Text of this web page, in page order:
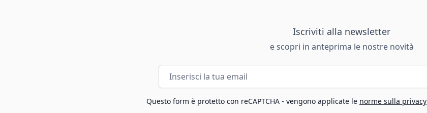
Iscriviti alla newsletter
e scopri in anteprima le nostre novità
Indirizzo email
Questo form è protetto con reCAPTCHA - vengono applicate le norme sulla privacy